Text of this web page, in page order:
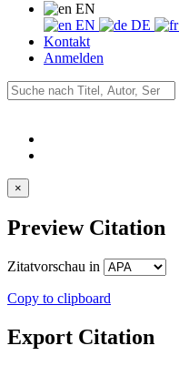
EN
EN
DE
Kontakt
Anmelden
×
Preview Citation
Zitatvorschau in
Copy to clipboard
Export Citation